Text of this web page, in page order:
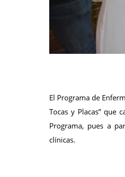
El Programa de
Tocas y Placas” que
Programa, pues a
clínicas.